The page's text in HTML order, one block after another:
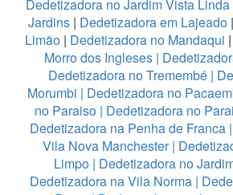
Dedetizadora no Jardim Vista Linda
Jardins | Dedetizadora em Lajeado |
Limão| Dedetizadora no Mandaqui |
Morro dos Ingleses |
Dedetizadora no Tremembé |
Morumbi | Dedetizadora no
no Paraiso | Dedetizadora no
Dedetizadora na Penha de Franca |
Vila Nova Manchester|
Limpo | Dedetizadora no
Dedetizadora na Vila Norma |